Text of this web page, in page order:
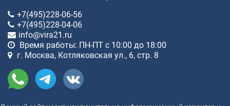
+7(495)228-06-56
+7(495)228-04-06
info@vira21.ru
Время работы: ПН-ПТ с 10:00 до 18:00
г. Москва, Котляковская ул., 6, стр. 8